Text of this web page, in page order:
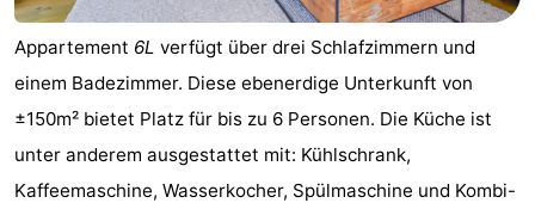
Texel
Wetter
Kontakt
Appartement 6L verfügt über drei Schlafzimmern und
einem Badezimmer. Diese ebenerdige Unterkunft von
±150m² bietet Platz für bis zu 6 Personen. Die Küche ist
unter anderem ausgestattet mit: Kühlschrank,
Kaffeemaschine, Wasserkocher, Spülmaschine und Kombi-